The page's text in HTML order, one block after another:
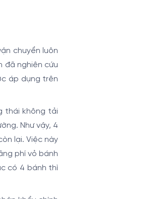
chuyển luôn
đã nghiên cứu
áp dụng trên
thái không tải
Như vậy, 4
lại. Việc này
phí vỏ bánh
có 4 bánh thì